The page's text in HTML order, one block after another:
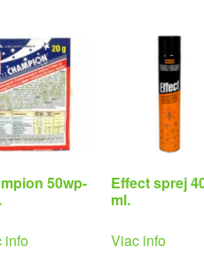
50wp-
info
Effect sprej
ml.
Viac info